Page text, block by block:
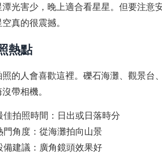
潭光害少，晚上適合看星星。但要注意
真的很震撼。
熱點
照的人會喜歡這裡。礫石海灘、觀景台
帶相機。
佳拍照時間：日出或日落時分
門角度：從海灘拍向山景
備建議：廣角鏡頭效果好